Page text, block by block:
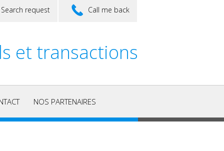
et transactions
Call me back
Search request
NOS PARTENAIRES